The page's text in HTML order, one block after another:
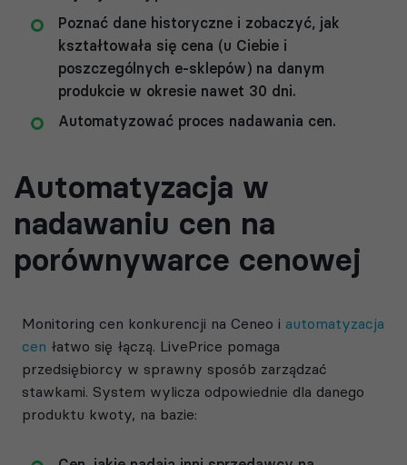
Poznać dane historyczne i zobaczyć, jak
kształtowała się cena (u Ciebie i
poszczególnych e-sklepów) na danym
produkcie w okresie nawet 30 dni.
Automatyzować proces nadawania cen.
Automatyzacja w
nadawaniu cen na
porównywarce cenowej
Monitoring cen konkurencji na Ceneo i automatyzacja
cen łatwo się łączą. LivePrice pomaga
przedsiębiorcy w sprawny sposób zarządzać
stawkami. System wylicza odpowiednie dla danego
produktu kwoty, na bazie: